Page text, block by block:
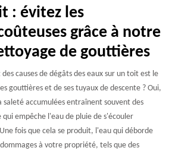
: évitez les
grâce à notre
de gouttières
causes de dégâts des eaux sur un toit est le
gouttières et de ses tuyaux de descente ? Oui,
saleté accumulées entraînent souvent des
qui empêche l'eau de pluie de s'écouler
fois que cela se produit, l'eau qui déborde
à votre propriété, tels que des